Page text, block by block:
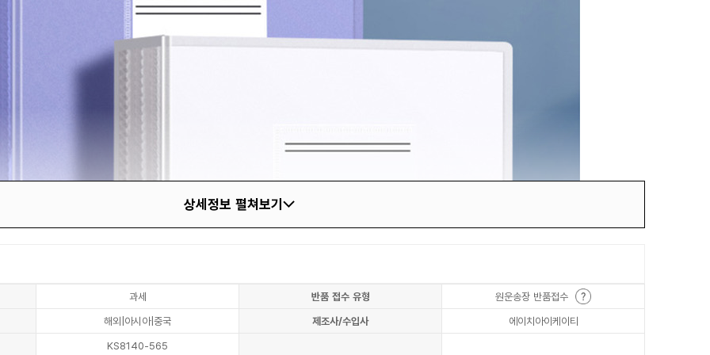
상세정보 펼쳐보기
과세 반품 접수 유형
원운송장 반품접수
해외|아시아|중국
제조사/수입사
에이치아이케이티
KS8140-565